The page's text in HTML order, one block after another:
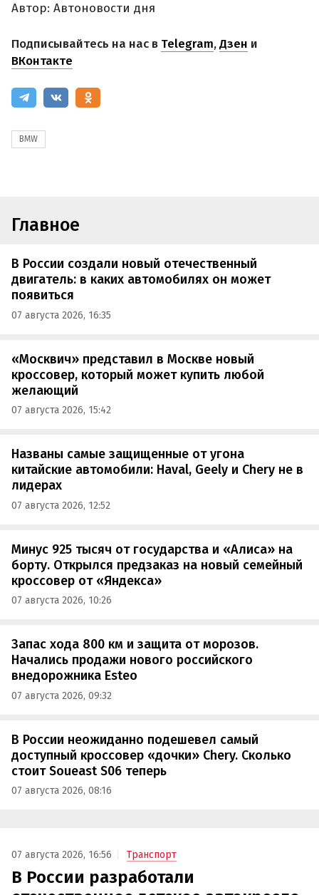
Автор: Автоновости дня
Подписывайтесь на нас в Telegram,Дзен и
ВКонтакте
BMW
Главное
В России создали новый отечественный
двигатель: в каких автомобилях он может
появиться
07 августа 2026, 16:35
«Москвич» представил в Москве новый
кроссовер, который может купить любой
желающий
07 августа 2026, 15:42
Названы самые защищенные от угона
китайские автомобили: Haval, Geely и Chery не в
лидерах
07 августа 2026, 12:52
Минус 925 тысяч от государства и «Алиса» на
борту. Открылся предзаказ на новый семейный
кроссовер от «Яндекса»
07 августа 2026, 10:26
Запас хода 800 км и защита от морозов.
Начались продажи нового российского
внедорожника Esteo
07 августа 2026, 09:32
В России неожиданно подешевел самый
доступный кроссовер «дочки» Chery. Сколько
стоит Soueast S06 теперь
07 августа 2026, 08:16
07 августа 2026, 16:56 Транспорт
В России разработали